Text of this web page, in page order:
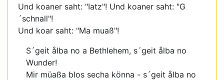
Und koaner saht: "Iatz"! Und koaner saht: "G
´schnall"!
Und koar saht: "Ma muaß"!
S´geit ålba no a Bethlehem, s´geit ålba no
Wunder!
Mir müaßa blos secha könna - s´geit ålba no